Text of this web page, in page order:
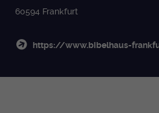
60594 Frankfurt
https://www.bibelhaus-